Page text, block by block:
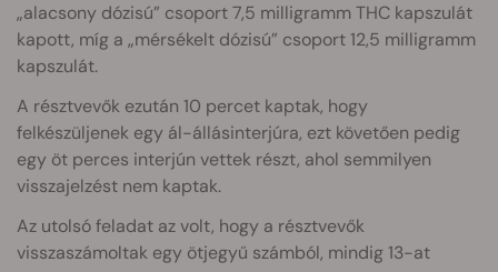
„alacsony dózisú” csoport 7,5 milligramm THC kapszulát
kapott, míg a „mérsékelt dózisú” csoport 12,5 milligramm
kapszulát.
A résztvevők ezután 10 percet kaptak, hogy
felkészüljenek egy ál-állásinterjúra, ezt követően pedig
egy öt perces interjún vettek részt, ahol semmilyen
visszajelzést nem kaptak.
Az utolsó feladat az volt, hogy a résztvevők
visszaszámoltak egy ötjegyű számból, mindig 13-at